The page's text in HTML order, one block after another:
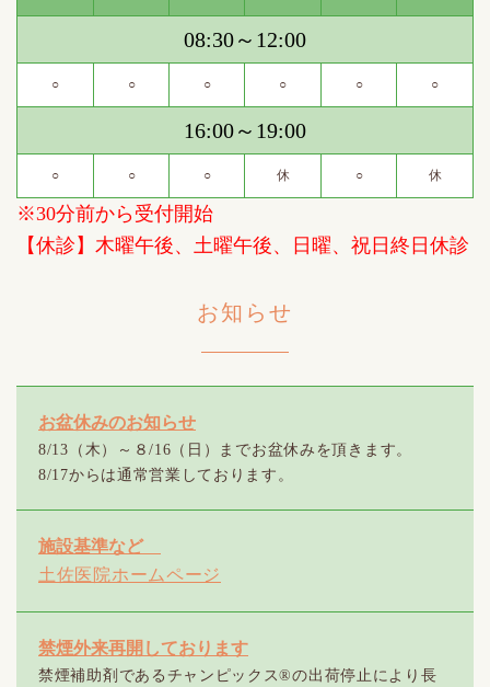
08:30～12:00
○ ○ ○ ○ ○ ○
16:00～19:00
○ ○ ○ 休 ○ 休
※30分前から受付開始
【休診】木曜午後、土曜午後、日曜、祝日終日休診
お知らせ
お盆休みのお知らせ
8/13（木）～８/16（日）までお盆休みを頂きます。
8/17からは通常営業しております。
施設基準など
土佐医院ホームページ
禁煙外来再開しております
禁煙補助剤であるチャンピックス®の出荷停止により長